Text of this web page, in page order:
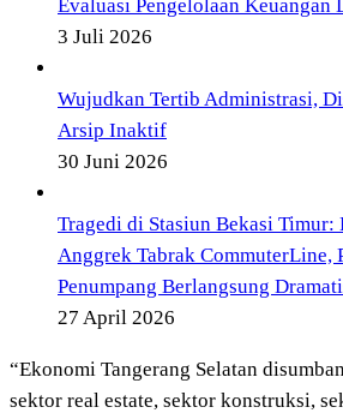
Evaluasi Pengelolaan Keuangan
3 Juli 2026
Wujudkan Tertib Administrasi,
Arsip Inaktif
30 Juni 2026
Tragedi di Stasiun Bekasi Timur:
Anggrek Tabrak CommuterLine,
Penumpang Berlangsung
27 April 2026
“Ekonomi Tangerang Selatan
sektor real estate, sektor konstruksi,